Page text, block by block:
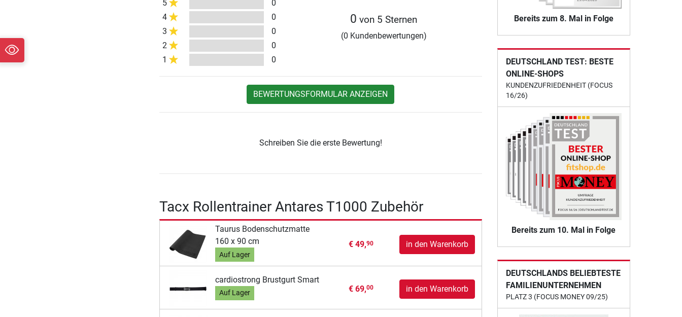
5
0
4
0
3
0
2
0
1
0
0 von 5 Sternen
(0 Kundenbewertungen)
BEWERTUNGSFORMULAR ANZEIGEN
Schreiben Sie die erste Bewertung!
Tacx Rollentrainer Antares T1000 Zubehör
Taurus Bodenschutzmatte
160 x 90 cm
Auf Lager
€ 49,90 in den Warenkorb
cardiostrong Brustgurt Smart
Auf Lager € 69,00 in den Warenkorb
Bereits zum 8. Mal in Folge
DEUTSCHLAND TEST: BESTE
ONLINE-SHOPS
KUNDENZUFRIEDENHEIT (FOCUS
16/26)
Bereits zum 10. Mal in Folge
DEUTSCHLANDS BELIEBTESTE
FAMILIENUNTERNEHMEN
PLATZ 3 (FOCUS MONEY 09/25)